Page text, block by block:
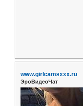
www.girlcamsxxx.ru
ЭроВидеоЧат